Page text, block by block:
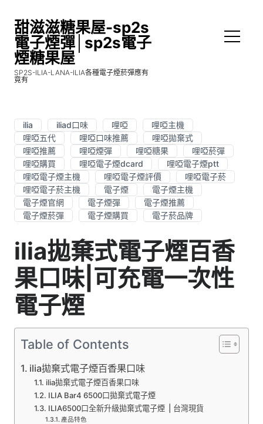
甜滋滋糖果屋-sp2s
電子煙彈│sp2s電子
煙糖果屋
SP2S-ILIA-LANA-ILIA各種電子煙菸彈應有
竟有
ilia iliad口味 哩啞
哩啞主機
哩啞五代
哩啞口味推薦
哩啞拋棄式
哩啞推薦
哩啞煙彈 哩啞糖果
哩啞菸彈
哩啞購買
哩啞電子煙dcard
哩啞電子煙ptt
哩啞電子煙主機
哩啞電子煙評價
哩啞電子菸
哩啞電子菸主機
電子煙
電子煙主機
電子煙官網
電子煙彈
電子煙推薦
電子煙菸彈
電子煙購買 電子菸品牌
ilia拋棄式電子煙百香
果口味|可充電一次性
電子煙
Table of Contents
ilia拋棄式電子煙百香果口味
ilia拋棄式電子煙百香果口味
ILIA Bar4 6500口拋棄式電子煙
ILIA6500口全新升級拋棄式電子煙 | 台灣現貨
產品特色